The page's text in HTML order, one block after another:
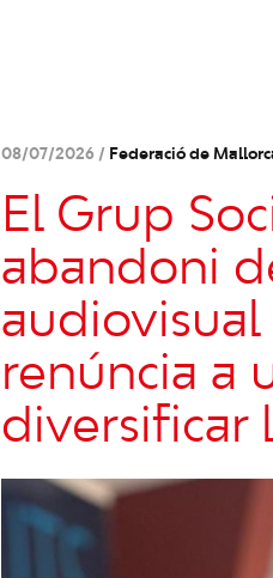
08/07/2026 / Federació de
El Grup
abandoni
audiovisual
renúncia a
diversificar